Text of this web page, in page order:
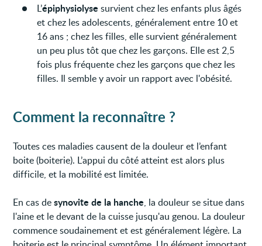
L’épiphysiolyse survient chez les enfants plus âgés
et chez les adolescents, généralement entre 10 et
16 ans ; chez les filles, elle survient généralement
un peu plus tôt que chez les garçons. Elle est 2,5
fois plus fréquente chez les garçons que chez les
filles. Il semble y avoir un rapport avec l'obésité.
Comment la reconnaître ?
Toutes ces maladies causent de la douleur et l’enfant
boite (boiterie). L’appui du côté atteint est alors plus
difficile, et la mobilité est limitée.
En cas desynovite de la hanche, la douleur se situe dans
l'aine et le devant de la cuisse jusqu'au genou. La douleur
commence soudainement et est généralement légère. La